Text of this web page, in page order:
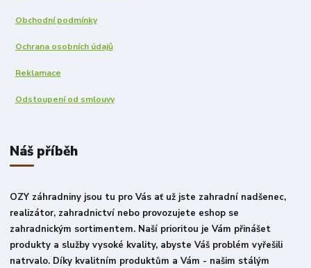
Obchodní podmínky
Ochrana osobních údajů
Reklamace
Odstoupení od smlouvy
Náš příběh
OZY záhradniny jsou tu pro Vás ať už jste zahradní nadšenec,
realizátor, zahradnictví nebo provozujete eshop se
zahradnickým sortimentem. Naší prioritou je Vám přinášet
produkty a služby vysoké kvality, abyste Váš problém vyřešili
natrvalo. Díky kvalitním produktům a Vám - našim stálým